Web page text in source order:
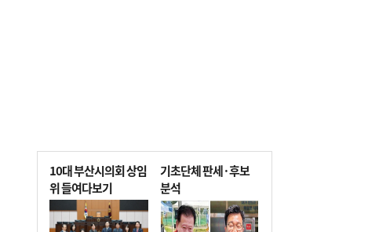
10대 부산시의회 상임
위 들여다보기
기초단체 판세·후보
분석